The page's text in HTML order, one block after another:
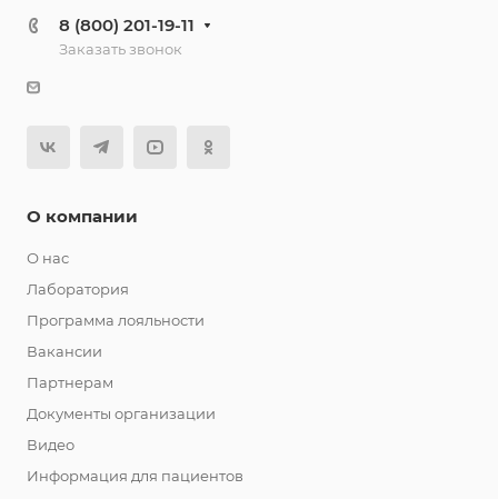
8 (800) 201-19-11
Заказать звонок
О компании
О нас
Лаборатория
Программа лояльности
Вакансии
Партнерам
Документы организации
Видео
Информация для пациентов